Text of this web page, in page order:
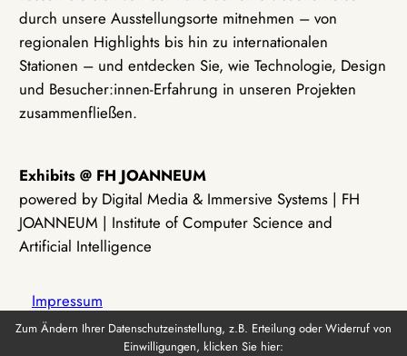
durch unsere Ausstellungsorte mitnehmen – von
regionalen Highlights bis hin zu internationalen
Stationen – und entdecken Sie, wie Technologie, Design
und Besucher:innen-Erfahrung in unseren Projekten
zusammenfließen.
Exhibits @ FH JOANNEUM
powered by Digital Media & Immersive Systems | FH
JOANNEUM | Institute of Computer Science and
Artificial Intelligence
Impressum
Zum Ändern Ihrer Datenschutzeinstellung, z.B. Erteilung oder Widerruf von
Einwilligungen, klicken Sie hier: